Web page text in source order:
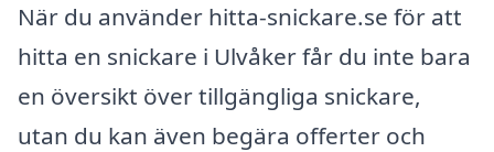
När du använder hitta-snickare.se för att
hitta en snickare i Ulvåker får du inte bara
en översikt över tillgängliga snickare,
utan du kan även begära offerter och